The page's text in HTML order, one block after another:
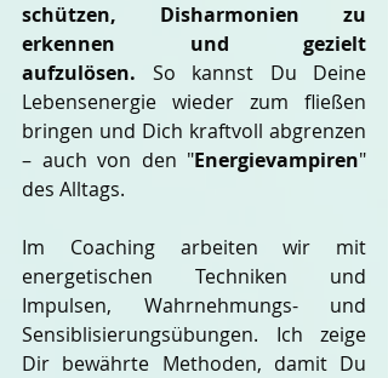
schützen, Disharmonien zu
erkennen und gezielt
aufzulösen. So kannst Du Deine
Lebensenergie wieder zum fließen
bringen und Dich kraftvoll abgrenzen
– auch von den "Energievampiren"
des Alltags.
Im Coaching arbeiten wir mit
energetischen Techniken und
Impulsen, Wahrnehmungs- und
Sensiblisierungsübungen. Ich zeige
Dir bewährte Methoden, damit Du